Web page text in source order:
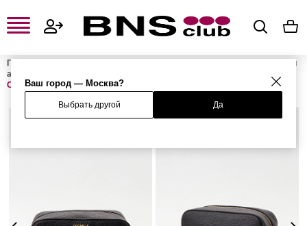
Ваш город — Москва?
Выбрать другой Да
Главная
Женские сумки и
аксессуары
Сумка BEAT